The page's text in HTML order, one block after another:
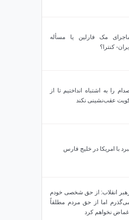
مک فارلین یا مسأله
ایران- کنترا؟
را به اشتباه انداختیم تا از
عقب‌نشینی نکند
با امریکا در خلیج فارس
انقلاب: از حق شخصی خودم
اما از حق مردم مطلقاً
اغماض نخواهم کرد